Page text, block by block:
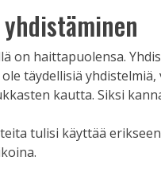
on haittapuolensa.
täydellisiä
kautta. Siksi
tulisi käyttää